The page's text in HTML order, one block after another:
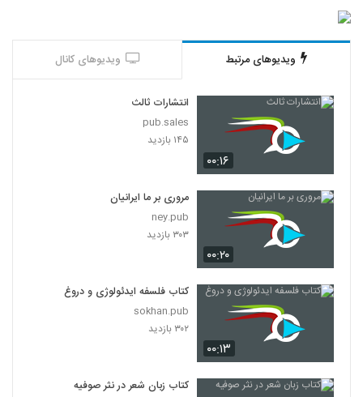
ویدیوهای مرتبط ویدیوهای کانال
۰۰:۱۶
انتشارات ثالث
pub.sales
۱۴۵ بازدید
۰۰:۲۰
مروری بر ما ایرانیان
ney.pub
۳۰۳ بازدید
۰۰:۱۳
کتاب فلسفه ایدئولوژی و دروغ
sokhan.pub
۳۰۲ بازدید
کتاب زبان شعر در نثر صوفیه